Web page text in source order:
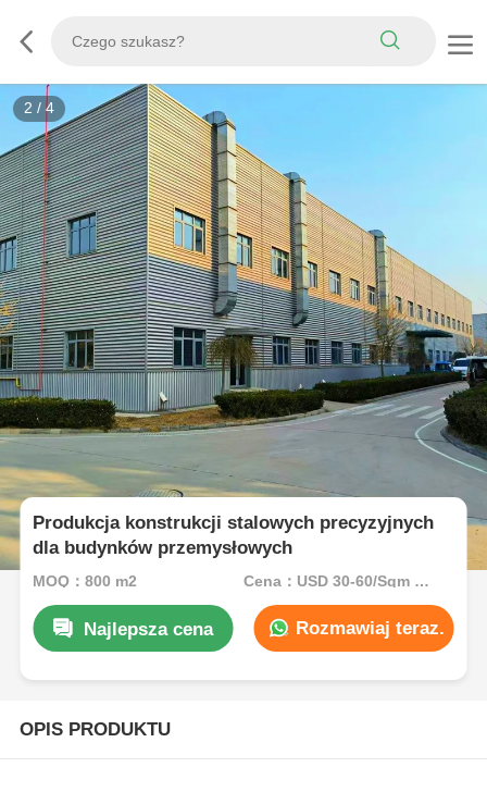
3 / 4
Produkcja konstrukcji stalowych precyzyjnych
dla budynków przemysłowych
MOQ：800 m2 Cena：USD 30-60/Sqm FOB
Najlepsza cena Rozmawiaj teraz.
OPIS PRODUKTU